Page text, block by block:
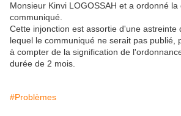
Monsieur Kinvi LOGOSSAH et a ordonné la
communiqué.
Cette injonction est assortie d'une astreinte
lequel le communiqué ne serait pas publié,
à compter de la signification de
durée de 2 mois.
#Problèmes